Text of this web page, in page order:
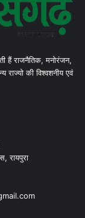
हैं राजनैतिक, मनोरंजन,
राज्यो की विश्वशनीय एवं
रायपुरा